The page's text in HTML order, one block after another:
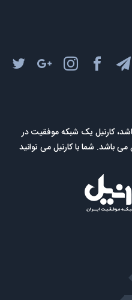
کارنیل یک شبکه موفقیت در
شما با کارنیل می توانید